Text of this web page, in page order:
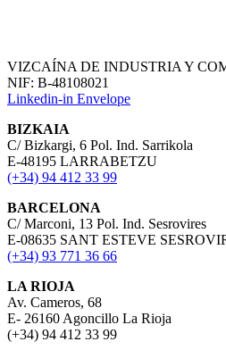
VIZCAÍNA DE INDUSTRIA Y
NIF: B-48108021
Linkedin-in Envelope
BIZKAIA
C/ Bizkargi, 6 Pol. Ind. Sarrikola
E-48195 LARRABETZU
(+34) 94 412 33 99
BARCELONA
C/ Marconi, 13 Pol. Ind. Sesrovires
E-08635 SANT ESTEVE
(+34) 93 771 36 66
LA RIOJA
Av. Cameros, 68
E- 26160 Agoncillo La Rioja
(+34) 94 412 33 99